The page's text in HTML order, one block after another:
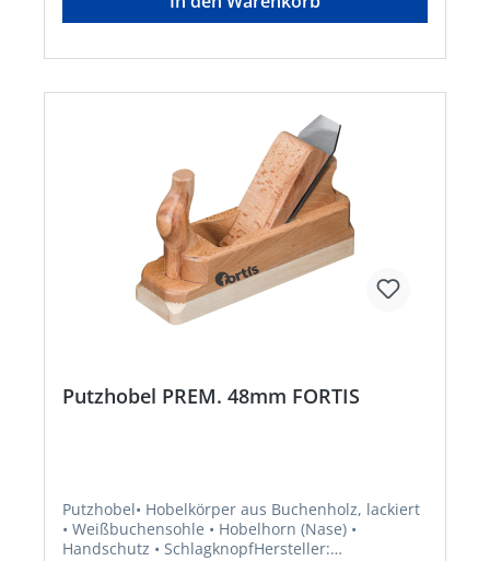
Putzhobel PREM. 48mm FORTIS
Putzhobel• Hobelkörper aus Buchenholz, lackiert
• Weißbuchensohle • Hobelhorn (Nase) •
Handschutz • SchlagknopfHersteller: